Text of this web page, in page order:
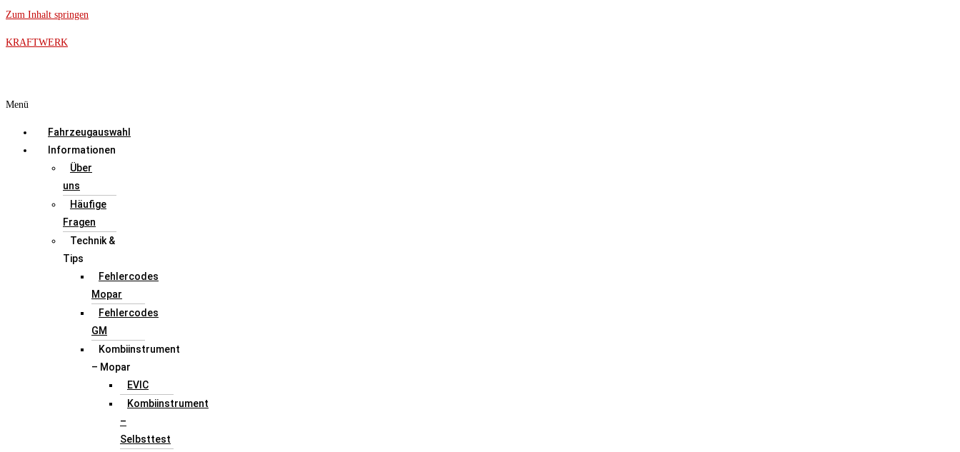
Zum Inhalt springen
KRAFTWERK
Menü
Fahrzeugauswahl
Informationen
Über
uns
Häufige
Fragen
Technik &
Tips
Fehlercodes
Mopar
Fehlercodes
GM
Kombiinstrument
– Mopar
EVIC
Kombiinstrument
–
Selbsttest